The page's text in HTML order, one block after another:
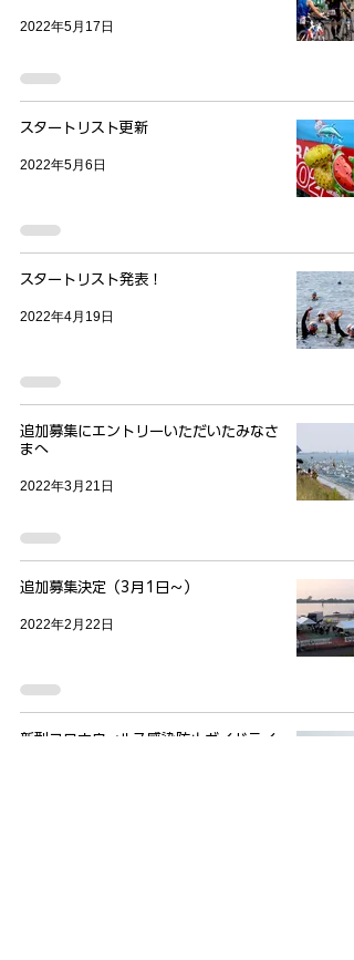
2022年5月17日
スタートリスト更新
2022年5月6日
スタートリスト発表！
2022年4月19日
追加募集にエントリーいただいたみなさ
まへ
2022年3月21日
追加募集決定（3月1日〜）
2022年2月22日
新型コロナウィルス感染防止ガイドライ